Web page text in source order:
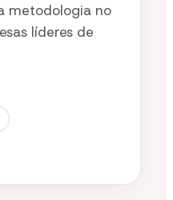
metodologia no
líderes de